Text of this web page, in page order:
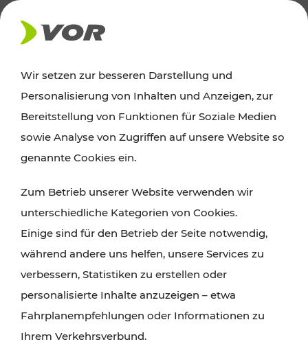
AKTUELLES
Ausflugstipps
Wien, Niederösterreich und das Burgenland
Wanderungen, Kultur und Gastronomie,
Radtouren oder purer Naturgenuss – viele
Attraktionen sind mit den Ticket- und Fahrplan-
Angeboten des VOR gut und schnell erreichbar.
Wir setzen zur besseren Darstellung und
Personalisierung von Inhalten und Anzeigen, zur
Bereitstellung von Funktionen für Soziale Medien
sowie Analyse von Zugriffen auf unsere Website so
genannte Cookies ein.
Zum Betrieb unserer Website verwenden wir
unterschiedliche Kategorien von Cookies.
Einige sind für den Betrieb der Seite notwendig,
während andere uns helfen, unsere Services zu
verbessern, Statistiken zu erstellen oder
personalisierte Inhalte anzuzeigen – etwa
Fahrplanempfehlungen oder Informationen zu
Ihrem Verkehrsverbund.